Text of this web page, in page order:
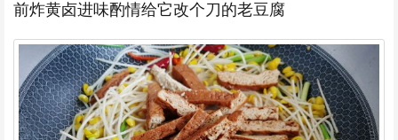
前炸黄卤进味酌情给它改个刀的老豆腐